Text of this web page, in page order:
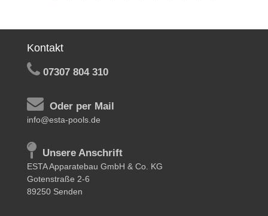
Kontakt
07307 804 310
Oder per Mail
info@esta-pools.de
Unsere Anschrift
ESTA Apparatebau GmbH & Co. KG
Gotenstraße 2-6
89250 Senden